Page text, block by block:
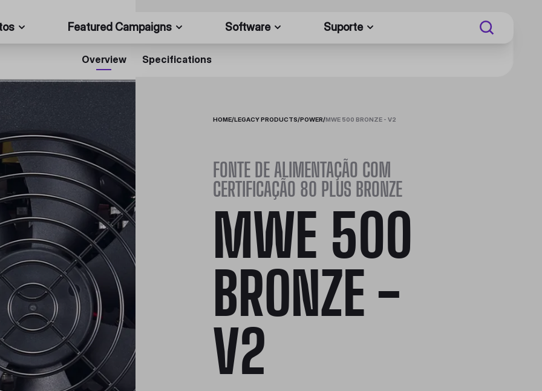
Featured Campaigns Software Suporte
Overview Specifications
HOME/LEGACY PRODUCTS/POWER/MWE 500 BRONZE - V2
FONTE DE ALIMENTAÇÃO COM
CERTIFICAÇÃO 80 PLUS BRONZE
MWE 500
BRONZE -
V2